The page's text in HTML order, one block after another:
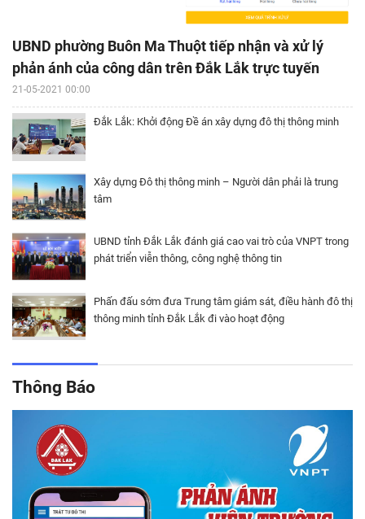
UBND phường Buôn Ma Thuột tiếp nhận và xử lý
phản ánh của công dân trên Đắk Lắk trực tuyến
21-05-2021 00:00
Đắk Lắk: Khởi động Đề án xây dựng đô thị thông minh
Xây dựng Đô thị thông minh – Người dân phải là trung
tâm
UBND tỉnh Đắk Lắk đánh giá cao vai trò của VNPT trong
phát triển viễn thông, công nghệ thông tin
Phấn đấu sớm đưa Trung tâm giám sát, điều hành đô thị
thông minh tỉnh Đắk Lắk đi vào hoạt động
Thông Báo